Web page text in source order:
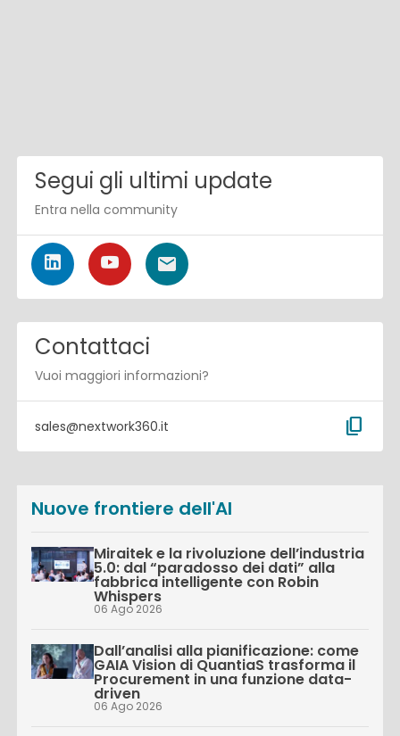
Segui gli ultimi update
Entra nella community
Contattaci
Vuoi maggiori informazioni?
sales@nextwork360.it content_copy
Nuove frontiere dell'AI
Miraitek e la rivoluzione dell’industria
5.0: dal “paradosso dei dati” alla
fabbrica intelligente con Robin
Whispers
06 Ago 2026
Dall’analisi alla pianificazione: come
GAIA Vision di QuantiaS trasforma il
Procurement in una funzione data-
driven
06 Ago 2026